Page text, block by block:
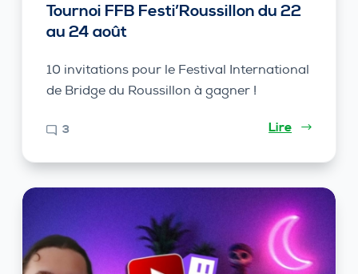
Tournoi FFB Festi’Roussillon du 22
au 24 août
10 invitations pour le Festival International
de Bridge du Roussillon à gagner !
3 Lire